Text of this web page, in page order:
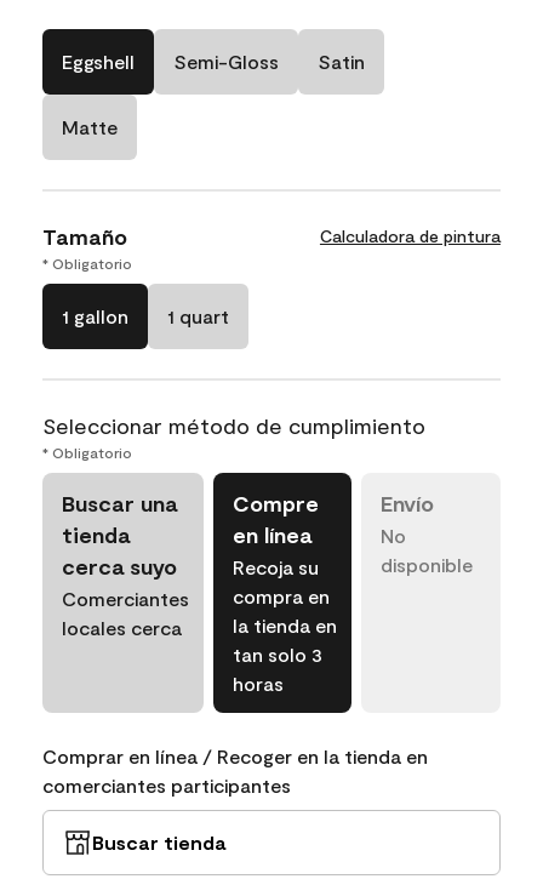
Eggshell Semi-Gloss Satin
Matte
Tamaño Calculadora de pintura
* Obligatorio
1 gallon 1 quart
Seleccionar método de cumplimiento
* Obligatorio
Buscar una
tienda
cerca suyo
Comerciantes
locales cerca
Compre
en línea
Recoja su
compra en
la tienda en
tan solo 3
horas
Envío
No
disponible
Comprar en línea / Recoger en la tienda en
comerciantes participantes
Buscar tienda